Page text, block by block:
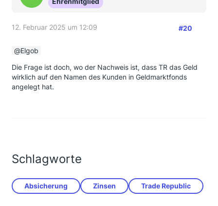
12. Februar 2025 um 12:09 #20
Elgob
Die Frage ist doch, wo der Nachweis ist, dass TR das Geld
wirklich auf den Namen des Kunden in Geldmarktfonds
angelegt hat.
Schlagworte
Absicherung Zinsen Trade Republic